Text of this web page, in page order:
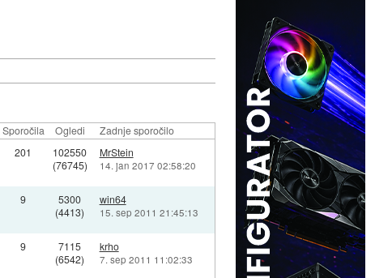
Sporočila Ogledi Zadnje sporočilo
201
102550
(76745)
MrStein
14. jan 2017 02:58:20
9
5300
(4413)
win64
15. sep 2011 21:45:13
9
7115
(6542)
krho
7. sep 2011 11:02:33